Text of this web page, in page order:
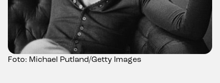
Foto: Michael Putland/Getty Images